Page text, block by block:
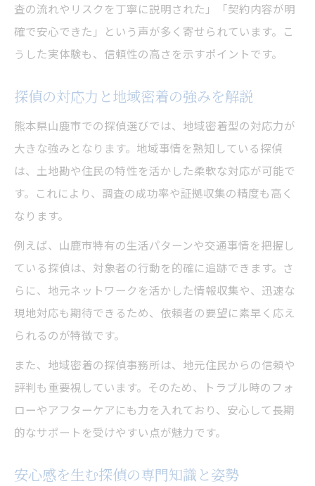
査の流れやリスクを丁寧に説明された」「契約内容が明
確で安心できた」という声が多く寄せられています。こ
うした実体験も、信頼性の高さを示すポイントです。
探偵の対応力と地域密着の強みを解説
熊本県山鹿市での探偵選びでは、地域密着型の対応力が
大きな強みとなります。地域事情を熟知している探偵
は、土地勘や住民の特性を活かした柔軟な対応が可能で
す。これにより、調査の成功率や証拠収集の精度も高く
なります。
例えば、山鹿市特有の生活パターンや交通事情を把握し
ている探偵は、対象者の行動を的確に追跡できます。さ
らに、地元ネットワークを活かした情報収集や、迅速な
現地対応も期待できるため、依頼者の要望に素早く応え
られるのが特徴です。
また、地域密着の探偵事務所は、地元住民からの信頼や
評判も重要視しています。そのため、トラブル時のフォ
ローやアフターケアにも力を入れており、安心して長期
的なサポートを受けやすい点が魅力です。
安心感を生む探偵の専門知識と姿勢